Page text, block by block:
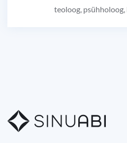
teoloog,